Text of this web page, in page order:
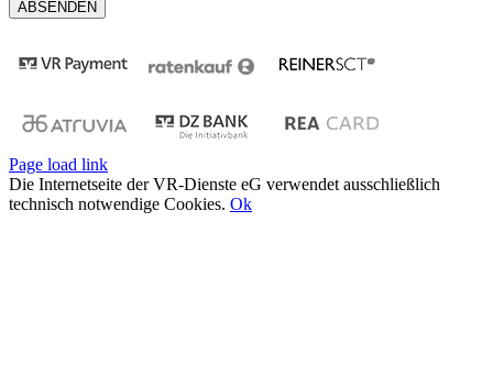
Page load link
Die Internetseite der VR-Dienste eG verwendet ausschließlich
technisch notwendige Cookies. Ok